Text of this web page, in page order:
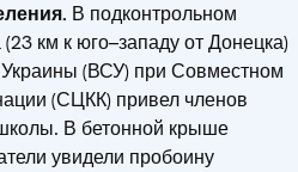
В подконтрольном
км к юго–западу от Донецка)
(ВСУ) при Совместном
(СЦКК) привел членов
В бетонной крыше
увидели пробоину